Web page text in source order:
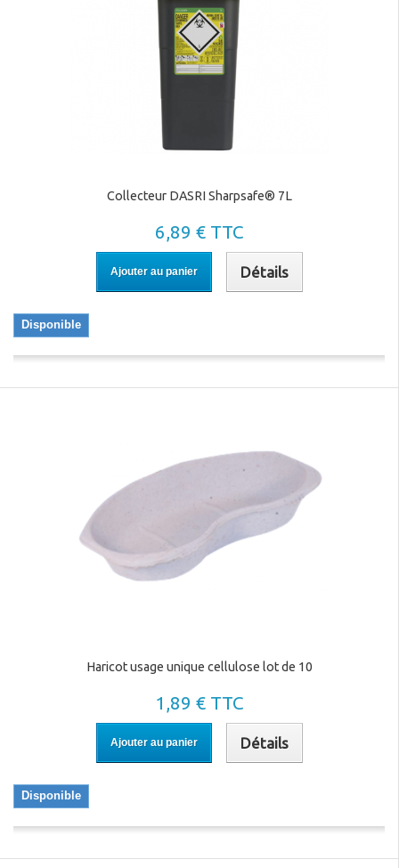
Collecteur DASRI Sharpsafe® 7L
6,89 € TTC
Ajouter au panier Détails
Disponible
Haricot usage unique cellulose lot de 10
1,89 € TTC
Ajouter au panier Détails
Disponible